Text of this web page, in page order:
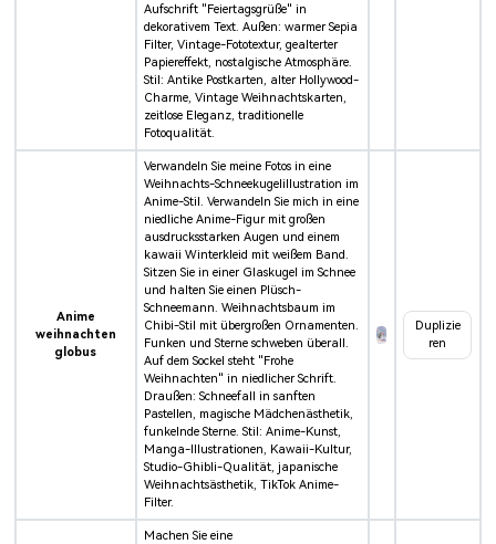
Aufschrift "Feiertagsgrüße" in
dekorativem Text. Außen: warmer Sepia
Filter, Vintage-Fototextur, gealterter
Papiereffekt, nostalgische Atmosphäre.
Stil: Antike Postkarten, alter Hollywood-
Charme, Vintage Weihnachtskarten,
zeitlose Eleganz, traditionelle
Fotoqualität.
Anime
weihnachten
globus
Verwandeln Sie meine Fotos in eine
Weihnachts-Schneekugelillustration im
Anime-Stil. Verwandeln Sie mich in eine
niedliche Anime-Figur mit großen
ausdrucksstarken Augen und einem
kawaii Winterkleid mit weißem Band.
Sitzen Sie in einer Glaskugel im Schnee
und halten Sie einen Plüsch-
Schneemann. Weihnachtsbaum im
Chibi-Stil mit übergroßen Ornamenten.
Funken und Sterne schweben überall.
Auf dem Sockel steht "Frohe
Weihnachten" in niedlicher Schrift.
Draußen: Schneefall in sanften
Pastellen, magische Mädchenästhetik,
funkelnde Sterne. Stil: Anime-Kunst,
Manga-Illustrationen, Kawaii-Kultur,
Studio-Ghibli-Qualität, japanische
Weihnachtsästhetik, TikTok Anime-
Filter.
Duplizie
ren
Machen Sie eine